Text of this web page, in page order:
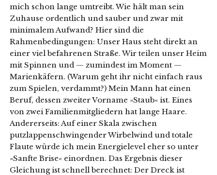
mich schon lange umtreibt. Wie hält man sein
Zuhause ordentlich und sauber und zwar mit
minimalem Aufwand? Hier sind die
Rahmenbedingungen: Unser Haus steht direkt an
einer viel befahrenen Straße. Wir teilen unser Heim
mit Spinnen und — zumindest im Moment —
Marienkäfern. (Warum geht ihr nicht einfach raus
zum Spielen, verdammt?) Mein Mann hat einen
Beruf, dessen zweiter Vorname »Staub« ist. Eines
von zwei Familienmitgliedern hat lange Haare.
Andererseits: Auf einer Skala zwischen
putzlappenschwingender Wirbelwind und totale
Flaute würde ich mein Energielevel eher so unter
»Sanfte Brise« einordnen. Das Ergebnis dieser
Gleichung ist schnell berechnet: Der Dreck ist